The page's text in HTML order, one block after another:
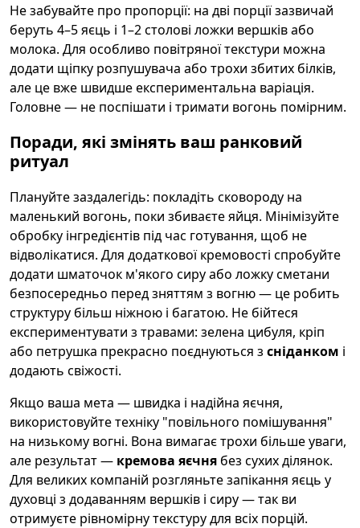
Не забувайте про пропорції: на дві порції зазвичай
беруть 4–5 яєць і 1–2 столові ложки вершків або
молока. Для особливо повітряної текстури можна
додати щіпку розпушувача або трохи збитих білків,
але це вже швидше експериментальна варіація.
Головне — не поспішати і тримати вогонь помірним.
Поради, які змінять ваш ранковий
ритуал
Плануйте заздалегідь: покладіть сковороду на
маленький вогонь, поки збиваєте яйця. Мінімізуйте
обробку інгредієнтів під час готування, щоб не
відволікатися. Для додаткової кремовості спробуйте
додати шматочок м'якого сиру або ложку сметани
безпосередньо перед зняттям з вогню — це робить
структуру більш ніжною і багатою. Не бійтеся
експериментувати з травами: зелена цибуля, кріп
або петрушка прекрасно поєднуються з сніданком і
додають свіжості.
Якщо ваша мета — швидка і надійна яєчня,
використовуйте техніку "повільного помішування"
на низькому вогні. Вона вимагає трохи більше уваги,
але результат — кремова яєчня без сухих ділянок.
Для великих компаній розгляньте запікання яєць у
духовці з додаванням вершків і сиру — так ви
отримуєте рівномірну текстуру для всіх порцій.